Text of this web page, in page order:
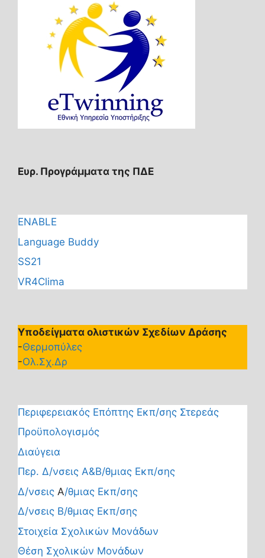
Ευρ. Προγράμματα της ΠΔΕ
ENABLE
Language Buddy
SS21
VR4Clima
Υποδείγματα ολιστικών Σχεδίων Δράσης
-Θερμοπύλες
-Ολ.Σχ.Δρ
Περιφερειακός Επόπτης Εκπ/σης Στερεάς
Προϋπολογισμός
Διαύγεια
Περ. Δ/νσεις Α&Β/θμιας Εκπ/σης
Δ/νσεις Α/θμιας Εκπ/σης
Δ/νσεις Β/θμιας Εκπ/σης
Στοιχεία Σχολικών Μονάδων
Θέση Σχολικών Μονάδων